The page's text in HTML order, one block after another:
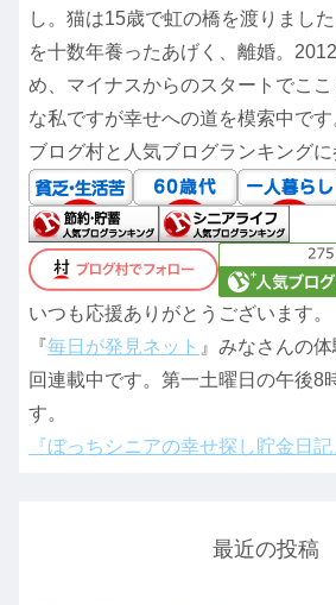
し。猫は15歳で虹の橋を渡りまし
を十数年養ったあげく、離婚。
め、マイナスからのスタートでこ
な私ですが幸せへの道を模索中です
ブログ村と人気ブログランキングに
いつも応援ありがとうございます。
『毎日が発見ネット 』みなさんの
回連載中です。第一土曜日の午後8
す。
『ぼっちシニアの幸せ探し貯金日記
最近の投稿